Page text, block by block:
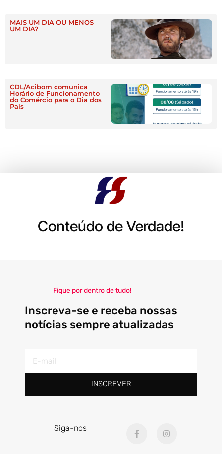
MAIS UM DIA OU MENOS
UM DIA?
CDL/Acibom comunica
Horário de Funcionamento
do Comércio para o Dia dos
Pais
Conteúdo de Verdade!
Fique por dentro de tudo!
Inscreva-se e receba nossas
notícias sempre atualizadas
mail
INSCREVER
Siga-nos
a
n